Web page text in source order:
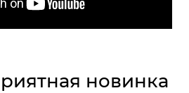
новинка